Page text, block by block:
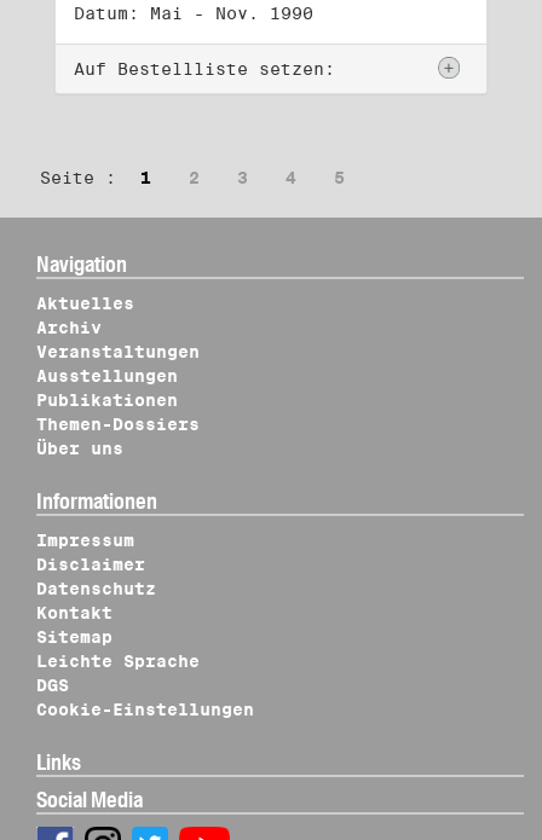
Datum: Mai - Nov. 1990
Auf Bestellliste setzen:
Seite : 1 2 3 4 5
Navigation
Aktuelles
Archiv
Veranstaltungen
Ausstellungen
Publikationen
Themen-Dossiers
Über uns
Informationen
Impressum
Disclaimer
Datenschutz
Kontakt
Sitemap
Leichte Sprache
DGS
Cookie-Einstellungen
Links
Social Media